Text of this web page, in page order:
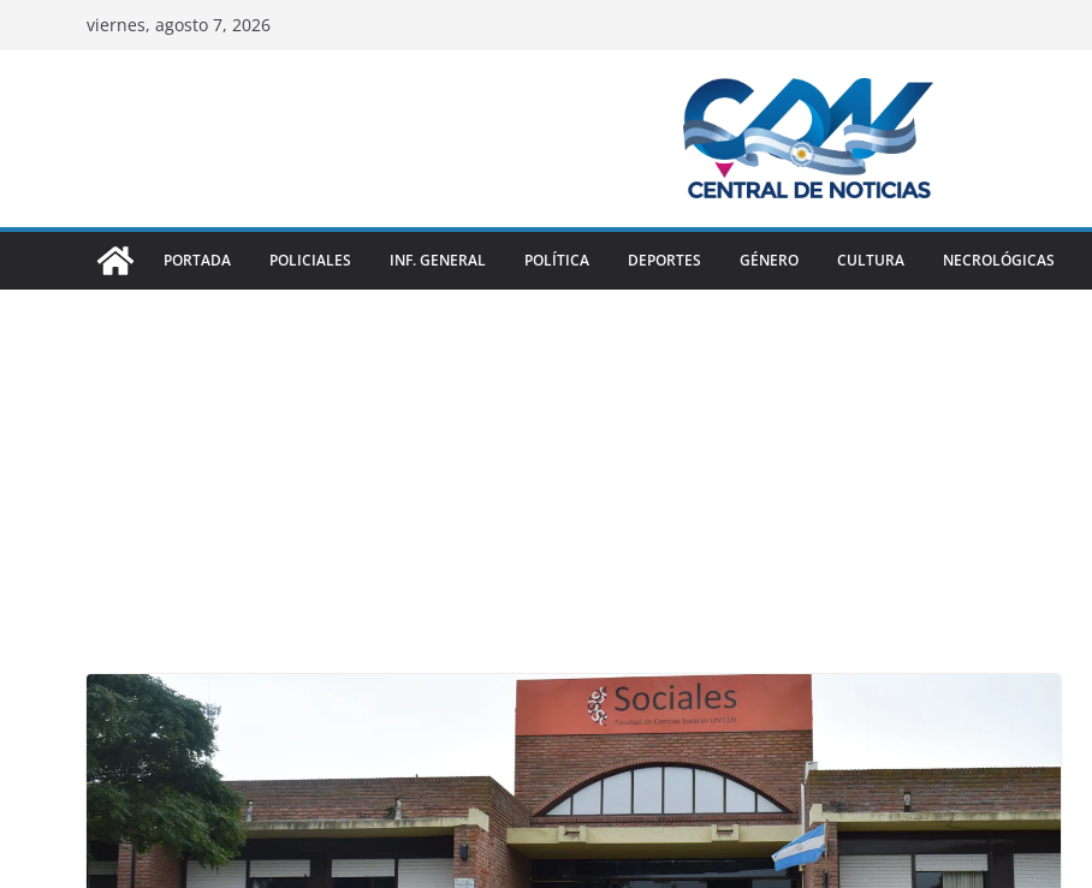
viernes, agosto 7, 2026
PORTADA POLICIALES INF. GENERAL POLÍTICA DEPORTES GÉNERO CULTURA NECROLÓGICAS